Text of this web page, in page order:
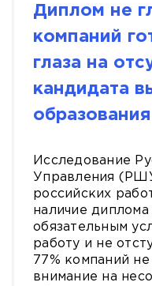
Диплом не
компаний
глаза на
кандидата
образования
Исследование
Управления
российских
наличие
обязательным
работу и не
77% компаний
внимание на